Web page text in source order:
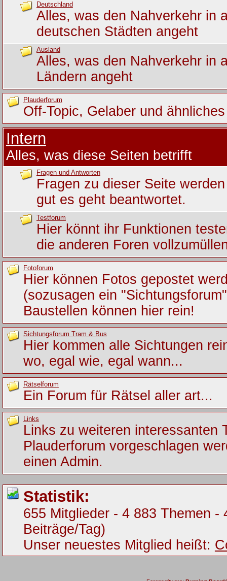
Deutschland
Alles, was den Nahverkehr in
deutschen Städten angeht
Ausland
Alles, was den Nahverkehr in
Ländern angeht
Plauderforum
Off-Topic, Gelaber und ähnliches
Intern
Alles, was diese Seiten betrifft
Fragen und Antworten
Fragen zu dieser Seite
gut es geht beantwortet.
Testforum
Hier könnt ihr Funktionen
die anderen Foren
Fotoforum
Hier können Fotos gepostet
(sozusagen ein
Baustellen können hier rein!
Sichtungsforum Tram & Bus
Hier kommen alle Sichtungen
wo, egal wie, egal wann...
Rätselforum
Ein Forum für Rätsel aller art...
Links
Links zu weiteren interessanten
Plauderforum vorgeschlagen
einen Admin.
Statistik:
655 Mitglieder - 4 883 Themen
Beiträge/Tag)
Unser neuestes Mitglied heißt: